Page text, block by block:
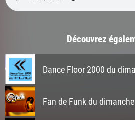
Découvrez
Dance Floor 2000 du
Fan de Funk du